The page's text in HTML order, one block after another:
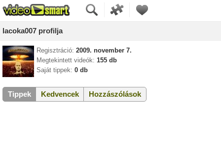
lacoka007 profilja
Regisztráció: 2009. november 7.
Megtekintett videók: 155 db
Saját tippek: 0 db
Tippek Kedvencek Hozzászólások